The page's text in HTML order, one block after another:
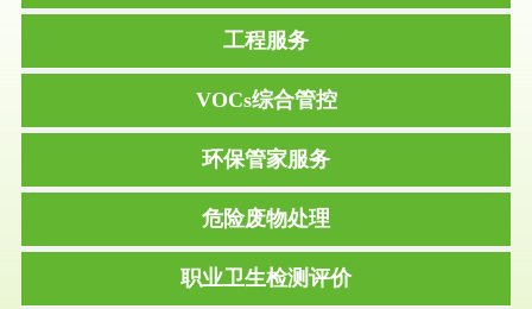
工程服务
VOCs综合管控
环保管家服务
危险废物处理
职业卫生检测评价